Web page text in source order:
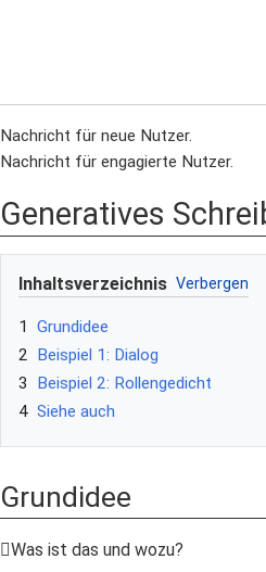
Nachricht für neue Nutzer.
Nachricht für engagierte Nutzer.
Generatives
Inhaltsverzeichnis
1
Grundidee
2 Beispiel 1: Dialog
3
Beispiel 2: Rollengedicht
4 Siehe auch
Grundidee
Was ist das und wozu?